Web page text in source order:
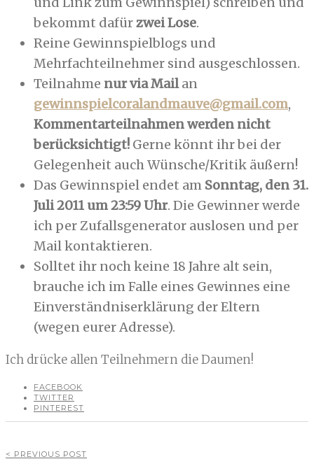
bekommt dafürzwei Lose.
Reine Gewinnspielblogs und
Mehrfachteilnehmer sind ausgeschlossen.
Teilnahme nur via Mailan
gewinnspielcoralandmauve@gmail.com,
Kommentarteilnahmen werden nicht
berücksichtigt! Gerne könnt ihr bei der
Gelegenheit auch Wünsche/Kritik äußern!
Das Gewinnspiel endet am Sonntag, den 31.
Juli 2011 um 23:59 Uhr. Die Gewinner werde
ich per Zufallsgenerator auslosen und per
Mail kontaktieren.
Solltet ihr noch keine 18 Jahre alt sein,
brauche ich im Falle eines Gewinnes eine
Einverständniserklärung der Eltern
(wegen eurer Adresse).
Ich drücke allen Teilnehmern die Daumen!
FACEBOOK
TWITTER
PINTEREST
< PREVIOUS POST